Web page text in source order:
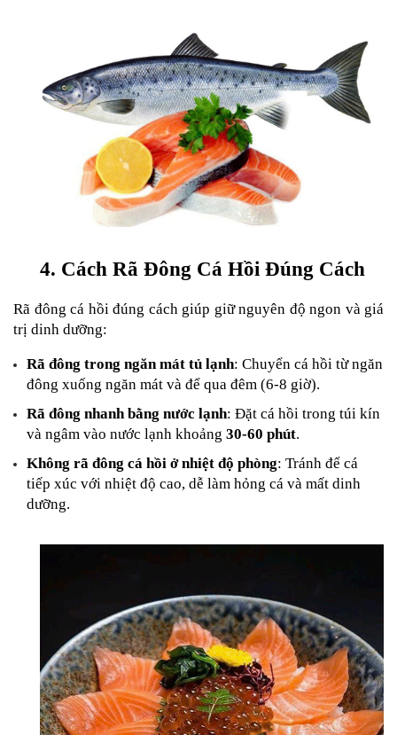
4. Cách Rã Đông Cá Hồi Đúng Cách
Rã đông cá hồi đúng cách giúp giữ nguyên độ ngon và giá
trị dinh dưỡng:
Rã đông trong ngăn mát tủ lạnh: Chuyển cá hồi từ ngăn
đông xuống ngăn mát và để qua đêm (6-8 giờ).
Rã đông nhanh bằng nước lạnh: Đặt cá hồi trong túi kín
và ngâm vào nước lạnh khoảng 30-60 phút.
Không rã đông cá hồi ở nhiệt độ phòng: Tránh để cá
tiếp xúc với nhiệt độ cao, dễ làm hỏng cá và mất dinh
dưỡng.